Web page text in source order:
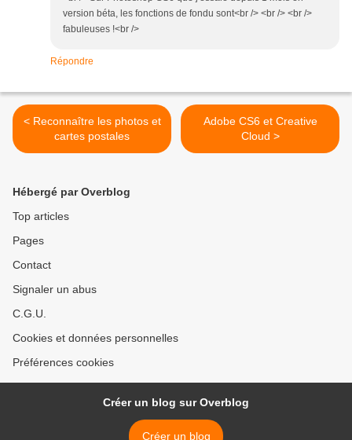
version béta, les fonctions de fondu sont<br /> <br /> <br />
fabuleuses !<br />
Répondre
< Reconnaître les photos et
cartes postales
Adobe CS6 et Creative
Cloud >
Hébergé par Overblog
Top articles
Pages
Contact
Signaler un abus
C.G.U.
Cookies et données personnelles
Préférences cookies
Créer un blog sur Overblog
Créer un blog